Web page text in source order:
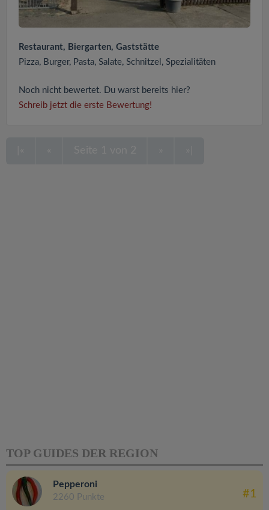
Restaurant, Biergarten, Gaststätte
Pizza, Burger, Pasta, Salate, Schnitzel, Spezialitäten
Noch nicht bewertet. Du warst bereits hier?
Schreib jetzt die erste Bewertung!
TOP GUIDES DER REGION
Pepperoni
2260 Punkte #1